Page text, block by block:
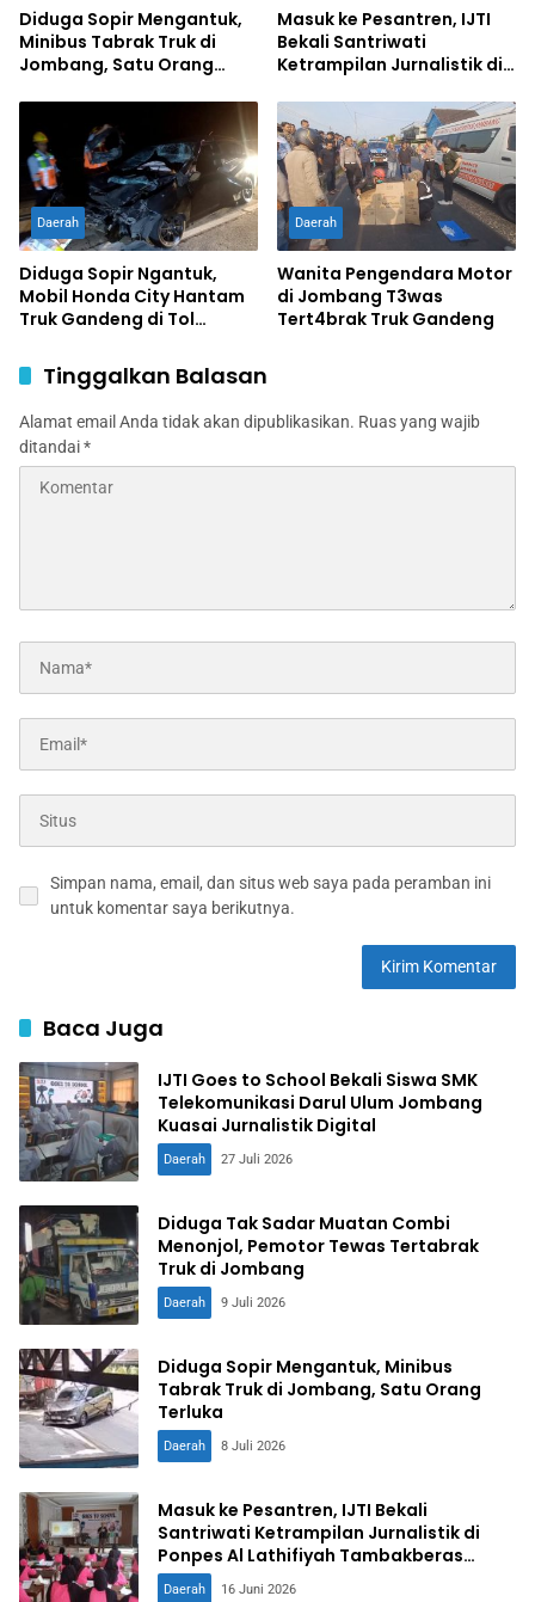
Diduga Sopir Mengantuk,
Minibus Tabrak Truk di
Jombang, Satu Orang
Masuk ke Pesantren, IJTI
Bekali Santriwati
Ketrampilan Jurnalistik di
Tambakberas Jombang
Daerah
Diduga Sopir Ngantuk,
Mobil Honda City Hantam
Truk Gandeng di Tol
Sopir Luka Berat
Daerah
Wanita Pengendara Motor
di Jombang T3was
Tert4brak Truk Gandeng
Tinggalkan Balasan
Alamat email Anda tidak akan dipublikasikan. Ruas yang wajib
ditandai*
Simpan nama, email, dan situs web saya pada peramban ini
untuk komentar saya berikutnya.
Baca Juga
IJTI Goes to School Bekali Siswa SMK
Telekomunikasi Darul Ulum Jombang
Kuasai Jurnalistik Digital
Daerah 27 Juli 2026
Diduga Tak Sadar Muatan Combi
Menonjol, Pemotor Tewas Tertabrak
Truk di Jombang
Daerah 9 Juli 2026
Diduga Sopir Mengantuk, Minibus
Tabrak Truk di Jombang, Satu Orang
Terluka
Daerah 8 Juli 2026
Masuk ke Pesantren, IJTI Bekali
Santriwati Ketrampilan Jurnalistik di
Ponpes Al Lathifiyah Tambakberas
Jombang
Daerah 16 Juni 2026